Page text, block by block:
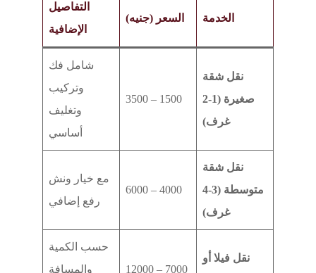
الخدمة السعر (جنيه)
التفاصيل
الإضافية
نقل شقة
صغيرة (1-2
غرف)
1500 – 3500
شامل فك
وتركيب
وتغليف
أساسي
نقل شقة
متوسطة (3-4
غرف)
4000 – 6000
مع خيار ونش
رفع إضافي
نقل فيلا أو
7000 – 12000
حسب الكمية
والمسافة